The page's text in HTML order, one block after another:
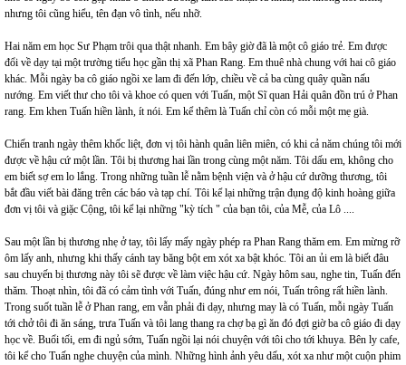
nhưng tôi cũng hiểu, tên đạn vô tình, nếu nhỡ.
Hai năm em học Sư Phạm trôi qua thật nhanh. Em bây giờ đã là một cô giáo trẻ. Em được
đổi về dạy tại một trường tiểu học gần thị xã Phan Rang. Em thuê nhà chung với hai cô giáo
khác. Mỗi ngày ba cô giáo ngồi xe lam đi đến lớp, chiều về cả ba cùng quây quần nấu
nướng. Em viết thư cho tôi và khoe có quen với Tuấn, một Sĩ quan Hải quân đồn trú ở Phan
rang. Em khen Tuấn hiền lành, ít nói. Em kể thêm là Tuấn chỉ còn có mỗi một mẹ già.
Chiến tranh ngày thêm khốc liệt, đơn vị tôi hành quân liên miên, có khi cả năm chúng tôi mới
được về hậu cứ một lần. Tôi bị thương hai lần trong cùng một năm. Tôi dấu em, không cho
em biết sợ em lo lắng. Trong những tuần lễ nằm bệnh viện và ở hậu cứ dưỡng thương, tôi
bắt đầu viết bài đăng trên các báo và tạp chí. Tôi kể lại những trận đụng độ kinh hoàng giữa
đơn vị tôi và giặc Cộng, tôi kể lại những "kỳ tích " của bạn tôi, của Mễ, của Lô ....
Sau một lần bị thương nhẹ ở tay, tôi lấy mấy ngày phép ra Phan Rang thăm em. Em mừng rỡ
ôm lấy anh, nhưng khi thấy cánh tay băng bột em xót xa bật khóc. Tôi an ủi em là biết đâu
sau chuyến bị thương này tôi sẽ được về làm việc hậu cứ. Ngày hôm sau, nghe tin, Tuấn đến
thăm. Thoạt nhìn, tôi đã có cảm tình với Tuấn, đúng như em nói, Tuấn trông rất hiền lành.
Trong suốt tuần lễ ở Phan rang, em vẫn phải đi dạy, nhưng may là có Tuấn, mỗi ngày Tuấn
tới chở tôi đi ăn sáng, trưa Tuấn và tôi lang thang ra chợ bạ gì ăn đó đợi giờ ba cô giáo đi dạy
học về. Buổi tối, em đi ngủ sớm, Tuấn ngồi lại nói chuyện với tôi cho tới khuya. Bên ly cafe,
tôi kể cho Tuấn nghe chuyện của mình. Những hình ảnh yêu dấu, xót xa như một cuộn phim